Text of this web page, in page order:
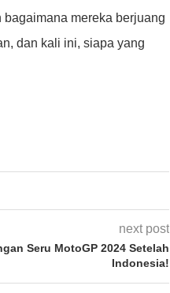
mereka berjuang
dan kali ini, siapa yang
next post
Seru MotoGP 2024 Setelah
Indonesia!